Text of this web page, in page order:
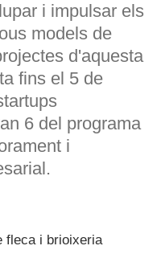
i impulsar els
models de
d'aquesta
fins el 5 de
6 del programa
i
fleca i brioixeria